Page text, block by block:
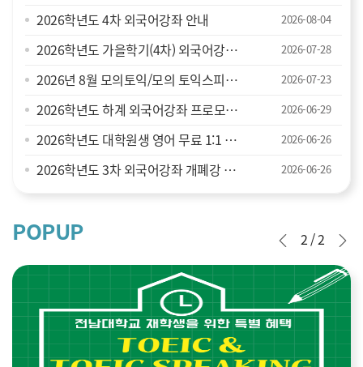
2026학년도 4차 외국어강좌 안내 2026-08-04
2026학년도 가을학기(4차) 외국어강좌 영어회화 레벨테스트 안내 2026-07-28
2026년 8월 모의토익/모의 토익스피킹 접수 안내 2026-07-23
2026학년도 하계 외국어강좌 프로모션(붐업 이벤트) 행사 경품 당첨자 안내 2026-06-29
2026학년도 대학원생 영어 무료 1:1 코칭 (Graduate Writing Center) 안내 2026-06-26
2026학년도 3차 외국어강좌 개폐강 안내(2026. 7. 3. 업데이트) 2026-06-26
POPUP 2 / 2